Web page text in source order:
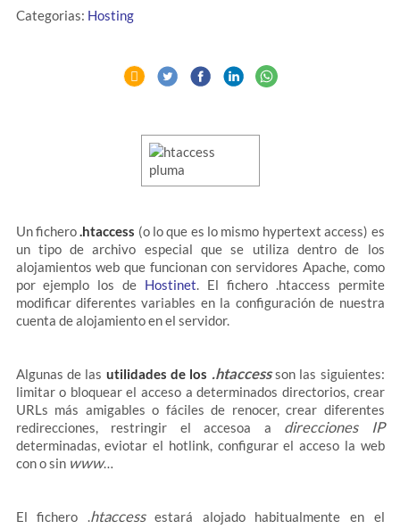
Categorias: Hosting
Un fichero.htaccess (o lo que es lo mismo hypertext access) es
un tipo de archivo especial que se utiliza dentro de los
alojamientos web que funcionan con servidores Apache, como
por ejemplo los de Hostinet. El fichero .htaccess permite
modificar diferentes variables en la configuración de nuestra
cuenta de alojamiento en el servidor.
Algunas de las utilidades de los .htaccessson las siguientes:
limitar o bloquear el acceso a determinados directorios, crear
URLs más amigables o fáciles de renocer, crear diferentes
redirecciones, restringir el accesoa a direcciones IP
determinadas, eviotar el hotlink, configurar el acceso la web
con o sin www…
El fichero .htaccessestará alojado habitualmente en el